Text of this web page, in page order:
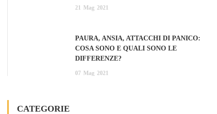
21 Mag 2021
PAURA, ANSIA, ATTACCHI DI PANICO:
COSA SONO E QUALI SONO LE
DIFFERENZE?
07 Mag 2021
CATEGORIE